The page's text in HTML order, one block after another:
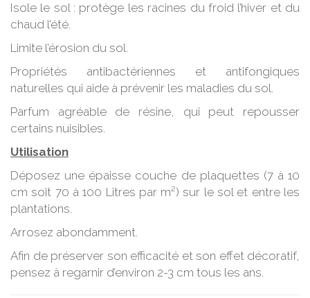
Isole le sol : protège les racines du froid l’hiver et du
chaud l’été.
Limite l’érosion du sol.
Propriétés antibactériennes et antifongiques
naturelles qui aide à prévenir les maladies du sol.
Parfum agréable de résine, qui peut repousser
certains nuisibles.
Utilisation
Déposez une épaisse couche de plaquettes (7 à 10
cm soit 70 à 100 Litres par m²) sur le sol et entre les
plantations.
Arrosez abondamment.
Afin de préserver son efficacité et son effet décoratif,
pensez à regarnir d’environ 2-3 cm tous les ans.